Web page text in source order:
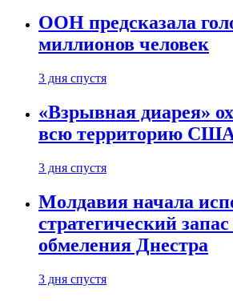
ООН предсказала
миллионов человек
3 дня спустя
«Взрывная диарея»
всю территорию
3 дня спустя
Молдавия начала
стратегический
обмеления Днестра
3 дня спустя